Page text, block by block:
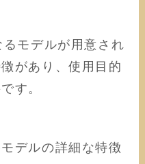
モデルが用意され
があり、使用目的
す。
デルの詳細な特徴